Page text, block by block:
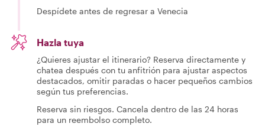
Despídete antes de regresar a Venecia
Hazla tuya
¿Quieres ajustar el itinerario? Reserva directamente y
chatea después con tu anfitrión para ajustar aspectos
destacados, omitir paradas o hacer pequeños cambios
según tus preferencias.
Reserva sin riesgos. Cancela dentro de las 24 horas
para un reembolso completo.